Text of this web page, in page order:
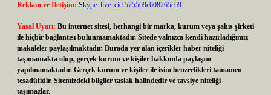
Reklam ve İletişim: Skype: live:.cid.575569c608265c69
Yasal Uyarı: Bu internet sitesi, herhangi bir marka, kurum veya şahıs şirketi
ile hiçbir bağlantısı bulunmamaktadır. Sitede yalnızca kendi hazırladığımız
makaleler paylaşılmaktadır. Burada yer alan içerikler haber niteliği
taşımamakta olup, gerçek kurum ve kişiler hakkında paylaşım
yapılmamaktadır. Gerçek kurum ve kişiler ile isim benzerlikleri tamamen
tesadüfidir. Sitemizdeki bilgiler taslak halindedir ve tavsiye niteliği
taşımazlar.